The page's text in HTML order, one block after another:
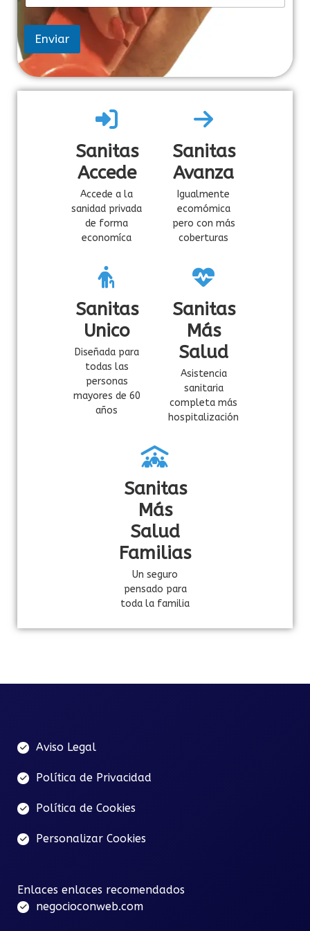
o
Enviar
Sanitas
Accede
Accede a la
sanidad privada
de forma
economíca
Sanitas
Avanza
Igualmente
ecomómica
pero con más
coberturas
Sanitas
Unico
Diseñada para
todas las
personas
mayores de 60
años
Sanitas
Más
Salud
Asistencia
sanitaria
completa más
hospitalización
Sanitas
Más
Salud
Familias
Un seguro
pensado para
toda la familia
Aviso Legal
Política de Privacidad
Política de Cookies
Personalizar Cookies
Enlaces enlaces recomendados
negocioconweb.com